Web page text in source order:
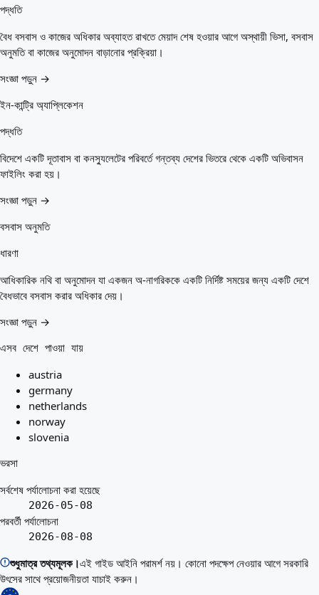
পদ্ধতি
বৈধ বসবাস ও কাজের অধিকার অব্যাহত রাখতে মেয়াদ শেষ হওয়ার আগে অস্থায়ী ভিসা, বসবাস
অনুমতি বা কাজের অনুমোদন বাড়ানোর প্রক্রিয়া।
সংজ্ঞা পড়ুন →
ইন-কান্ট্রি অ্যাপ্লিকেশন
পদ্ধতি
বিদেশে একটি দূতাবাস বা কনস্যুলেটের পরিবর্তে গন্তব্য দেশের ভিতরে থেকে একটি অভিবাসন
ফাইলিং করা হয়।
সংজ্ঞা পড়ুন →
বসবাস অনুমতি
ধারণা
আধিকারিক নথি বা অনুমোদন যা একজন অ-নাগরিককে একটি নির্দিষ্ট সময়ের জন্য একটি দেশে
বৈধভাবে বসবাস করার অধিকার দেয়।
সংজ্ঞা পড়ুন →
এসব দেশে পাওয়া যায়
austria
germany
netherlands
norway
slovenia
ভরসা
সর্বশেষ পর্যালোচনা করা হয়েছে
2026-05-08
পরবর্তী পর্যালোচনা
2026-08-08
শুধুমাত্র তথ্যমূলক।এই গাইড আইনি পরামর্শ নয়। কোনো পদক্ষেপ নেওয়ার আগে সরকারি
উৎসের সাথে প্রয়োজনীয়তা যাচাই করুন।